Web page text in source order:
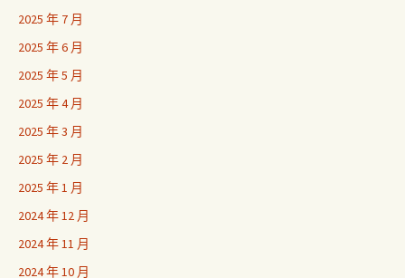
2025 年 7 月
2025 年 6 月
2025 年 5 月
2025 年 4 月
2025 年 3 月
2025 年 2 月
2025 年 1 月
2024 年 12 月
2024 年 11 月
2024 年 10 月